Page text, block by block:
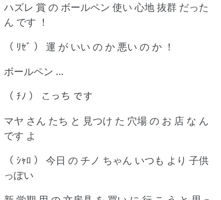
ハズレ 賞 の ボールペン 使い 心地 抜群 だった
ん です ！
（ ﾘｾﾞ ） 運 が いい の か 悪い の か ！
ボールペン …
（ ﾁﾉ ） こっち です
マヤ さん たち と 見つけ た 穴場 の お 店 な ん
です よ
（ ｼｬﾛ ） 今日 の チノ ちゃん いつも より 子供
っぽい